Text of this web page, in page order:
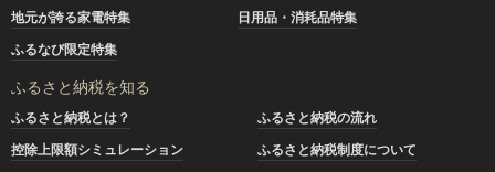
地元が誇る家電特集
日用品・消耗品特集
ふるなび限定特集
ふるさと納税を知る
ふるさと納税とは？
ふるさと納税の流れ
控除上限額シミュレーション
ふるさと納税制度について